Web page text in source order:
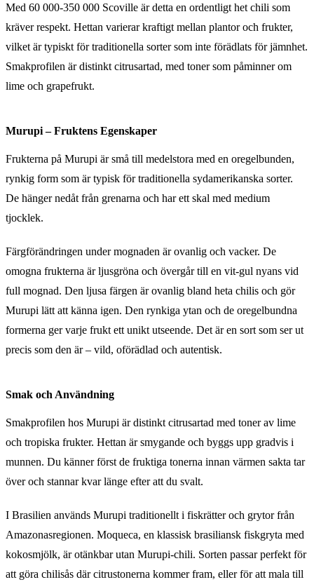
Med 60 000-350 000 Scoville är detta en ordentligt het chili som
kräver respekt. Hettan varierar kraftigt mellan plantor och frukter,
vilket är typiskt för traditionella sorter som inte förädlats för jämnhet.
Smakprofilen är distinkt citrusartad, med toner som påminner om
lime och grapefrukt.
Murupi – Fruktens Egenskaper
Frukterna på Murupi är små till medelstora med en oregelbunden,
rynkig form som är typisk för traditionella sydamerikanska sorter.
De hänger nedåt från grenarna och har ett skal med medium
tjocklek.
Färgförändringen under mognaden är ovanlig och vacker. De
omogna frukterna är ljusgröna och övergår till en vit-gul nyans vid
full mognad. Den ljusa färgen är ovanlig bland heta chilis och gör
Murupi lätt att känna igen. Den rynkiga ytan och de oregelbundna
formerna ger varje frukt ett unikt utseende. Det är en sort som ser ut
precis som den är – vild, oförädlad och autentisk.
Smak och Användning
Smakprofilen hos Murupi är distinkt citrusartad med toner av lime
och tropiska frukter. Hettan är smygande och byggs upp gradvis i
munnen. Du känner först de fruktiga tonerna innan värmen sakta tar
över och stannar kvar länge efter att du svalt.
I Brasilien används Murupi traditionellt i fiskrätter och grytor från
Amazonasregionen. Moqueca, en klassisk brasiliansk fiskgryta med
kokosmjölk, är otänkbar utan Murupi-chili. Sorten passar perfekt för
att göra chilisås där citrustonerna kommer fram, eller för att mala till